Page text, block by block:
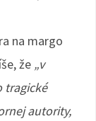
na margo
že „v
tragické
autority,